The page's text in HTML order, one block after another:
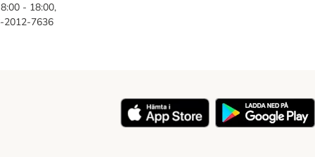
- 18:00,
2012-7636